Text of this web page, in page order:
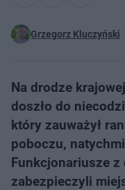
Grzegorz Kluczyński
Na drodze
doszło do
który zauważył
poboczu,
Funkcjonariusze
zabezpieczyli